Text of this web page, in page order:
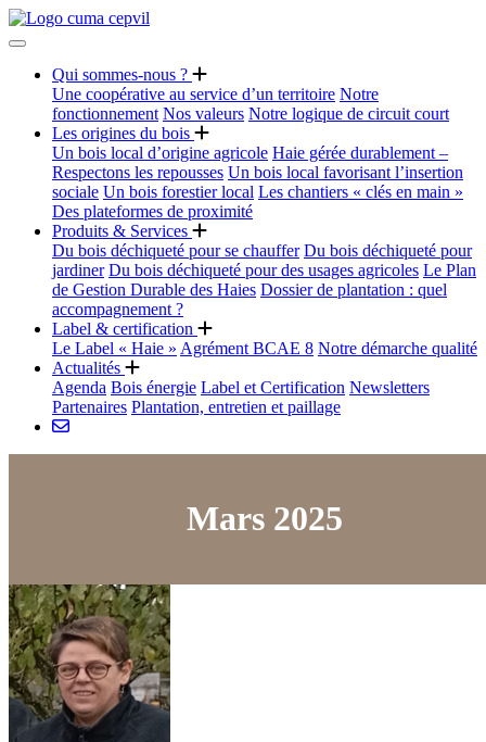
Qui sommes-nous ?
Une coopérative au service d’un territoire Notre
fonctionnement Nos valeurs Notre logique de circuit court
Les origines du bois
Un bois local d’origine agricole Haie gérée durablement –
Respectons les repousses Un bois local favorisant l’insertion
sociale Un bois forestier local Les chantiers « clés en main »
Des plateformes de proximité
Produits & Services
Du bois déchiqueté pour se chauffer Du bois déchiqueté pour
jardiner Du bois déchiqueté pour des usages agricoles Le Plan
de Gestion Durable des Haies Dossier de plantation : quel
accompagnement ?
Label & certification
Le Label « Haie » Agrément BCAE 8 Notre démarche qualité
Actualités
Agenda Bois énergie Label et Certification Newsletters
Partenaires Plantation, entretien et paillage
Mars 2025